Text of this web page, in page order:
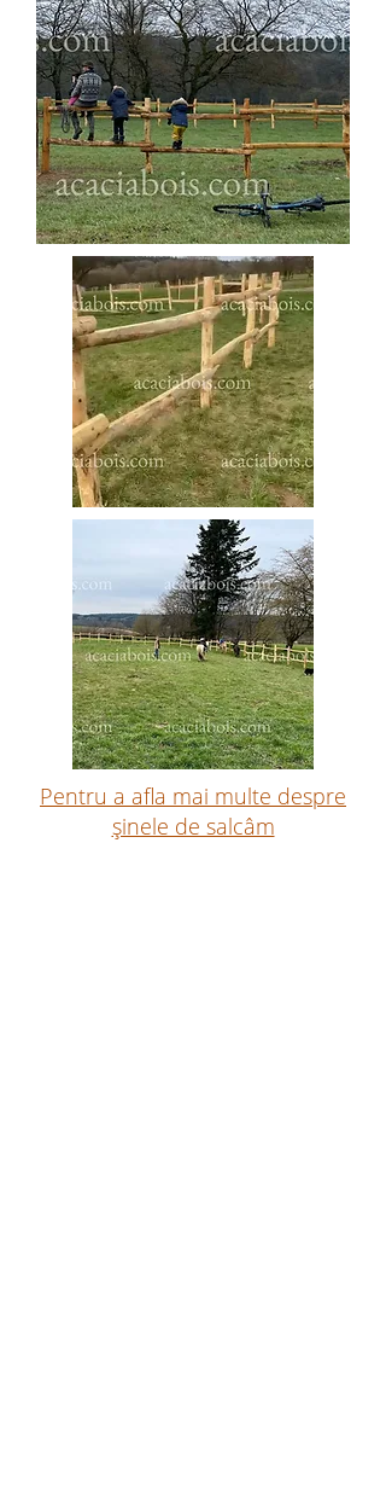
Pentru a afla mai multe despre
șinele de salcâm